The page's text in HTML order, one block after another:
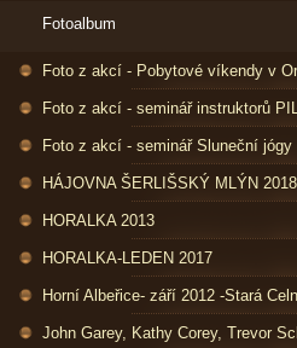
Fotoalbum
Foto z akcí - Pobytové víkendy v
Foto z akcí - seminář instruktorů
Foto z akcí - seminář Sluneční jógy
HÁJOVNA ŠERLIŠSKÝ MLÝN 2018
HORALKA 2013
HORALKA-LEDEN 2017
Horní Albeřice- září 2012 -Stará
John Garey, Kathy Corey, Trevor